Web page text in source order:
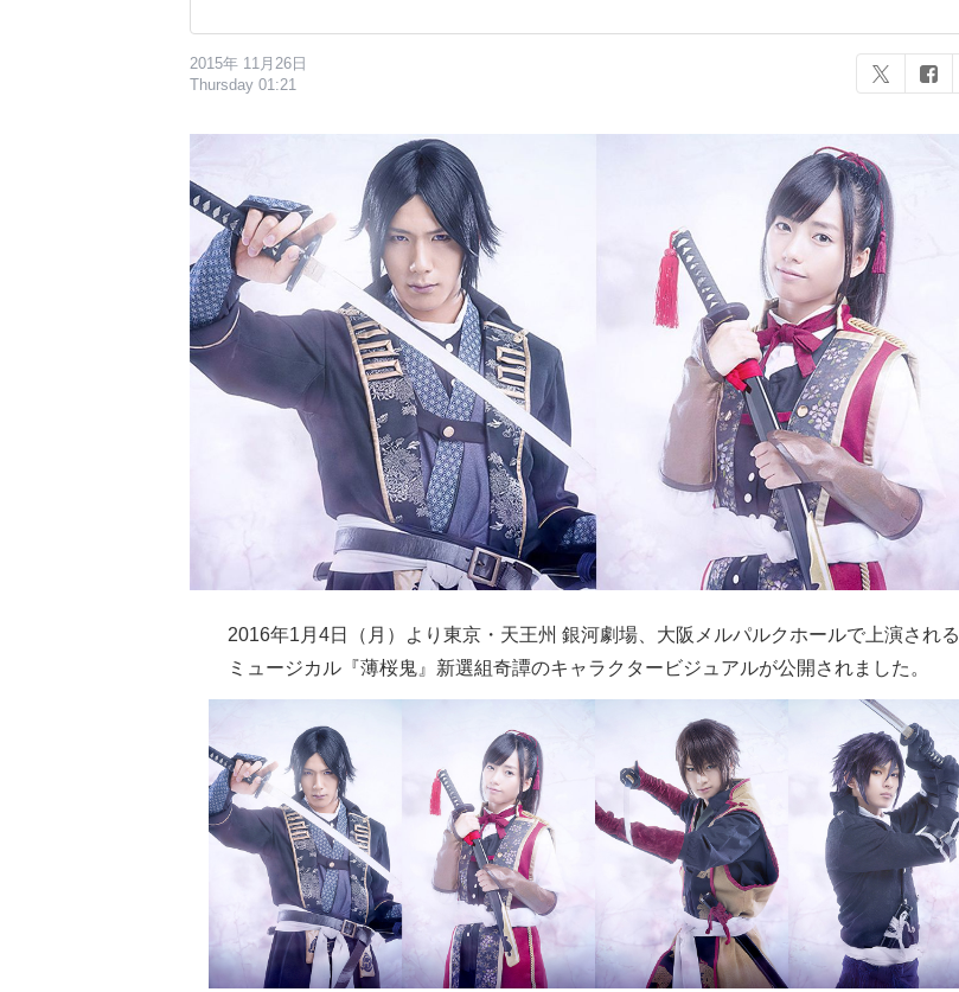
2015年 11月26日
Thursday 01:21
2016年1月4日（月）より東京・天王州 銀河劇場、大阪メルパルクホールで上演される
ミュージカル『薄桜鬼』新選組奇譚のキャラクタービジュアルが公開されました。